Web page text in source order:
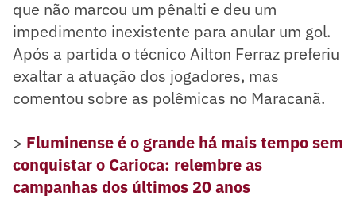
que não marcou um pênalti e deu um
impedimento inexistente para anular um gol.
Após a partida o técnico Ailton Ferraz preferiu
exaltar a atuação dos jogadores, mas
comentou sobre as polêmicas no Maracanã.
> Fluminense é o grande há mais tempo sem
conquistar o Carioca: relembre as
campanhas dos últimos 20 anos